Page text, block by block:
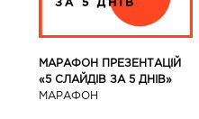
МАРАФОН ПРЕЗЕНТАЦІЙ
«5 СЛАЙДІВ ЗА 5 ДНІВ»
МАРАФОН